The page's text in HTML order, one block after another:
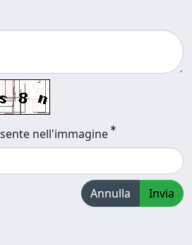
nell'immagine
Annulla Invia